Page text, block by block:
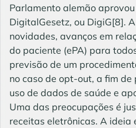
Parlamento alemão
DigitalGesetz, ou DigiG[8].
novidades, avanços em
do paciente (ePA) para
previsão de um
no caso de opt-out, a fim
uso de dados de saúde e
Uma das preocupações é
receitas eletrônicas. A ideia